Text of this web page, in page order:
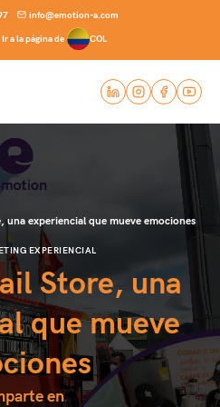
info@emotion-a.com
Ir a la página de COL
una experiencial que mueve emociones
EXPERIENCIAL
Store, una
que mueve
en